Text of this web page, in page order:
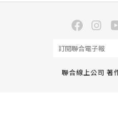
聯合線上公司 著